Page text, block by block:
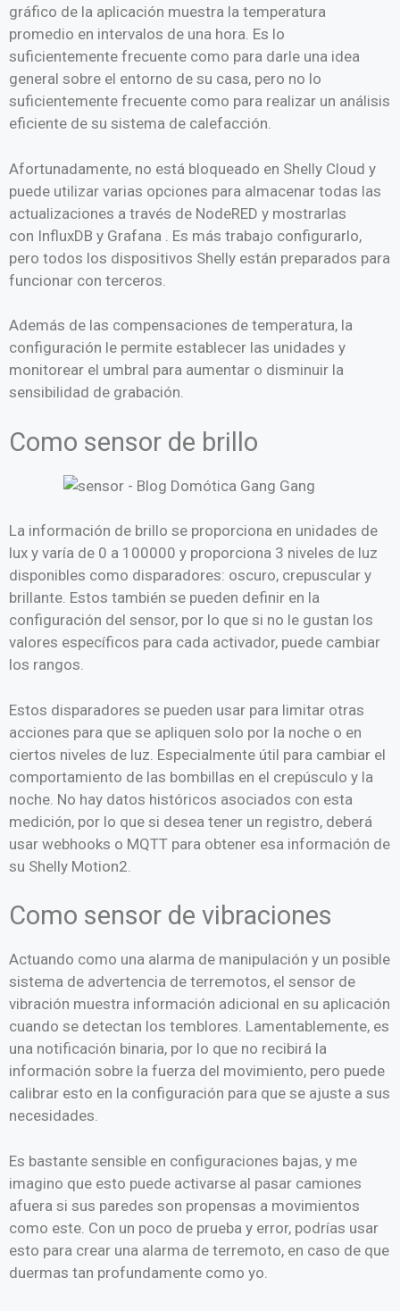
gráfico de la aplicación muestra la temperatura
promedio en intervalos de una hora. Es lo
suficientemente frecuente como para darle una idea
general sobre el entorno de su casa, pero no lo
suficientemente frecuente como para realizar un análisis
eficiente de su sistema de calefacción.
Afortunadamente, no está bloqueado en Shelly Cloud y
puede utilizar varias opciones para almacenar todas las
actualizaciones a través de NodeRED y mostrarlas
con InfluxDB y Grafana . Es más trabajo configurarlo,
pero todos los dispositivos Shelly están preparados para
funcionar con terceros.
Además de las compensaciones de temperatura, la
configuración le permite establecer las unidades y
monitorear el umbral para aumentar o disminuir la
sensibilidad de grabación.
Como sensor de brillo
La información de brillo se proporciona en unidades de
lux y varía de 0 a 100000 y proporciona 3 niveles de luz
disponibles como disparadores: oscuro, crepuscular y
brillante. Estos también se pueden definir en la
configuración del sensor, por lo que si no le gustan los
valores específicos para cada activador, puede cambiar
los rangos.
Estos disparadores se pueden usar para limitar otras
acciones para que se apliquen solo por la noche o en
ciertos niveles de luz. Especialmente útil para cambiar el
comportamiento de las bombillas en el crepúsculo y la
noche. No hay datos históricos asociados con esta
medición, por lo que si desea tener un registro, deberá
usar webhooks o MQTT para obtener esa información de
su Shelly Motion2.
Como sensor de vibraciones
Actuando como una alarma de manipulación y un posible
sistema de advertencia de terremotos, el sensor de
vibración muestra información adicional en su aplicación
cuando se detectan los temblores. Lamentablemente, es
una notificación binaria, por lo que no recibirá la
información sobre la fuerza del movimiento, pero puede
calibrar esto en la configuración para que se ajuste a sus
necesidades.
Es bastante sensible en configuraciones bajas, y me
imagino que esto puede activarse al pasar camiones
afuera si sus paredes son propensas a movimientos
como este. Con un poco de prueba y error, podrías usar
esto para crear una alarma de terremoto, en caso de que
duermas tan profundamente como yo.